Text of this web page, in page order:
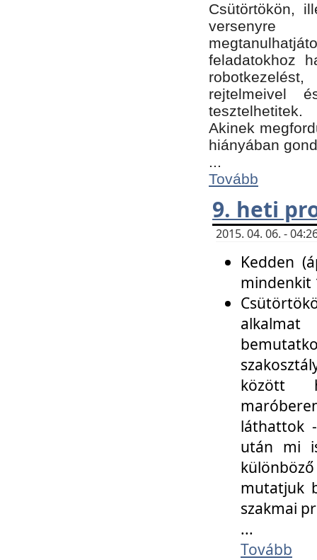
Csütörtökön,
versenyre
feladatokhoz
rejtelmeivel
tesztelhetitek.
Akinek
hiányában
...
Tovább
9. heti
2015. 04. 06. -
Kedden
mindenkit
között
láthattok
után mi
mutatjuk
szakmai
...
Tovább